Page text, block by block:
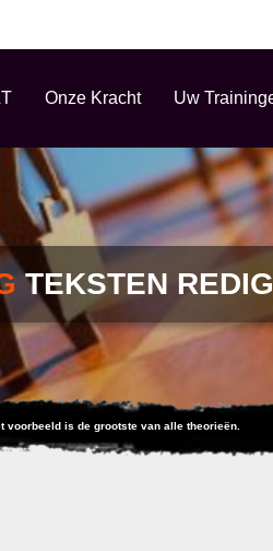
Onze Kracht Uw
TEKSTEN
voorbeeld is de grootste van alle theorieën.